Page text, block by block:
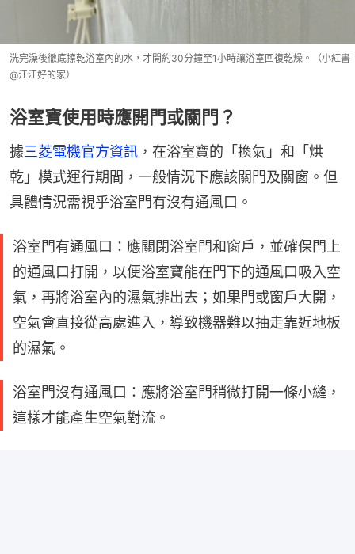
洗完澡後徹底擦乾浴室內的水，才開約30分鐘至1小時讓浴室回復乾燥。（小紅書
@江江好的家）
浴室寶使用時應開門或關門？
據三菱電機官方資訊 ，在浴室寶的「換氣」和「烘
乾」模式運行期間，一般情況下應該關門及關窗。但
具體情況需視乎浴室門有沒有通風口。
浴室門有通風口：應關閉浴室門和窗戶，並確保門上
的通風口打開，以便浴室寶能在門下的通風口吸入空
氣，再將浴室內的濕氣排出去；如果門或窗戶大開，
空氣會直接從高處進入，導致機器難以抽走靠近地板
的濕氣。
浴室門沒有通風口：應將浴室門稍微打開一條小縫，
這樣才能產生空氣對流。